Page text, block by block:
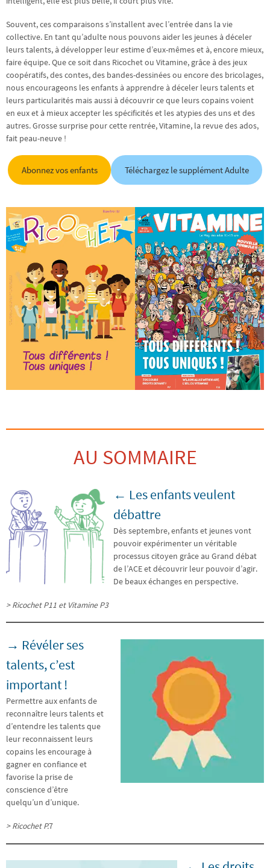
Souvent, ces comparaisons s’installent avec l’entrée dans la vie
collective. En tant qu’adulte nous pouvons aider les jeunes à déceler
leurs talents, à développer leur estime d’eux-mêmes et à, encore mieux,
faire équipe. Que ce soit dans Ricochet ou Vitamine, grâce à des jeux
coopératifs, des contes, des bandes-dessinées ou encore des bricolages,
nous encourageons les enfants à apprendre à déceler leurs talents et
leurs particularités mais aussi à découvrir ce que leurs copains voient
en eux et à mieux accepter les spécificités et les atypies des uns et des
autres. Grosse surprise pour cette rentrée, Vitamine, la revue des ados,
fait peau-neuve !
Abonnez vos enfants Téléchargez le supplément Adulte
AU SOMMAIRE
← Les enfants veulent
débattre
Dès septembre, enfants et jeunes vont
pouvoir expérimenter un véritable
processus citoyen grâce au Grand débat
de l’ACE et découvrir leur pouvoir d’agir.
De beaux échanges en perspective.
> Ricochet P11 et Vitamine P3
→ Révéler ses
talents, c’est
important !
Permettre aux enfants de
reconnaître leurs talents et
d’entendre les talents que
leur reconnaissent leurs
copains les encourage à
gagner en confiance et
favorise la prise de
conscience d’être
quelqu’un d’unique.
> Ricochet P.7